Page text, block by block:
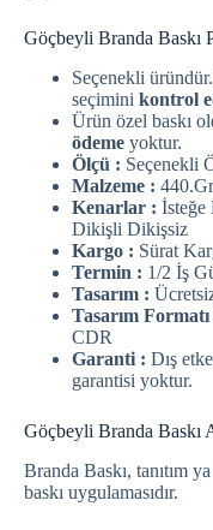
Göçbeyli Branda Baskı
Seçenekli
seçimini kontrol
Ürün özel baskı
ödeme yoktur.
Ölçü : Seçenekli
Malzeme :
Kenarlar : İsteğe
Dikişli Dikişsiz
Kargo : Sürat
Termin : 1/2 İş
Tasarım :
Tasarım Formatı
CDR
Garanti : Dış
garantisi yoktur.
Göçbeyli Branda Baskı
Branda Baskı, tanıtım
baskı uygulamasıdır.